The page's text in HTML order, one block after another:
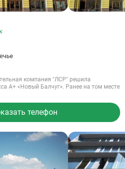
компания "ЛСР" решила
А+ «Новый Балчуг». Ранее на том месте
телефон